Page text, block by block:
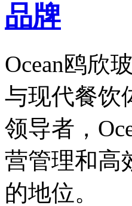
品牌
Ocean鸥欣
与现代餐饮
领导者，
营管理和高
的地位。